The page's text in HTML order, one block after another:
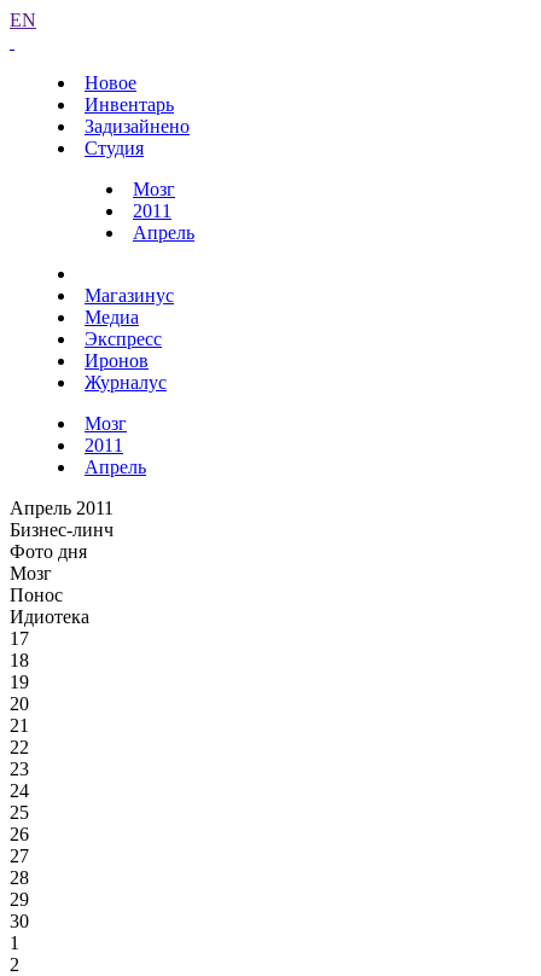
EN
Новое
Инвентарь
Задизайнено
Студия
Мозг
2011
Апрель
Магазинус
Медиа
Экспресс
Иронов
Журналус
Мозг
2011
Апрель
Апрель 2011
Бизнес-линч
Фото дня
Мозг
Понос
Идиотека
17
18
19
20
21
22
23
24
25
26
27
28
29
30
1
2